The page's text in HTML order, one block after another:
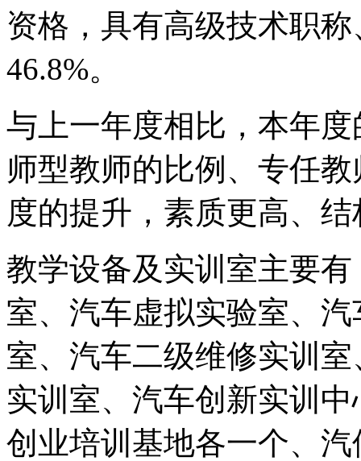
资格，具有高级技术职
46.8%。
与上一年度相比，本年
师型教师的比例、专任
度的提升，素质更高、
教学设备及实训室主要
室、汽车虚拟实验室、
室、汽车二级维修实训
实训室、汽车创新实训
创业培训基地各一个、